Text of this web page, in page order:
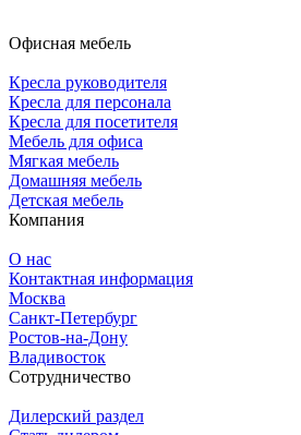
Офисная мебель
Кресла руководителя
Кресла для персонала
Кресла для посетителя
Мебель для офиса
Мягкая мебель
Домашняя мебель
Детская мебель
Компания
О нас
Контактная информация
Москва
Санкт-Петербург
Ростов-на-Дону
Владивосток
Сотрудничество
Дилерский раздел